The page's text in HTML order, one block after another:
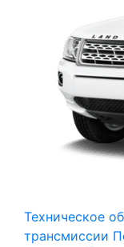
Техническое
трансмиссии